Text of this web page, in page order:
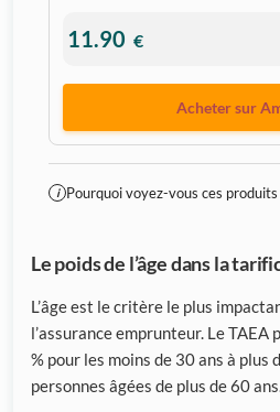
11.90 €
Acheter sur
i Pourquoi voyez-vous ces produits
Le poids de l’âge dans la
L’âge est le critère le plus
l’assurance emprunteur. Le
% pour les moins de 30 ans à plus
personnes âgées de plus de 60 ans.